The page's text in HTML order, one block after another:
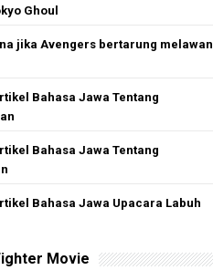
Ghoul
jika Avengers bertarung melawan
Bahasa Jawa Tentang
Bahasa Jawa Tentang
Bahasa Jawa Upacara Labuh
Movie